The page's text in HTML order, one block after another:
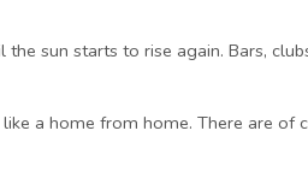
sun starts to rise again. Bars,
a home from home. There are